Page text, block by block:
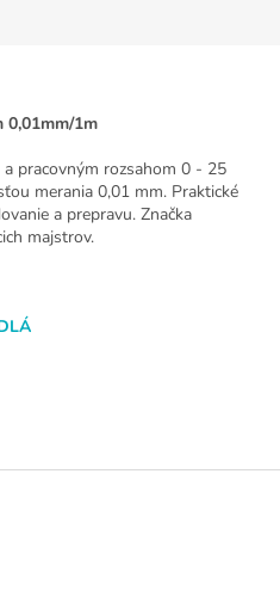
0,01mm/1m
pracovným rozsahom 0 - 25
merania 0,01 mm. Praktické
a prepravu. Značka
majstrov.